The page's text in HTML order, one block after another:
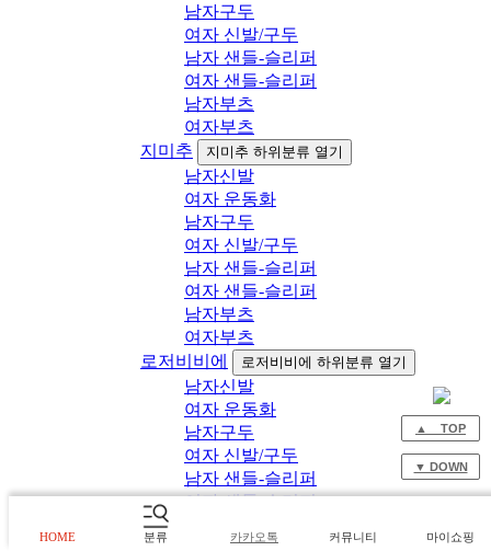
남자구두
여자 신발/구두
남자 샌들-슬리퍼
여자 샌들-슬리퍼
남자부츠
여자부츠
지미추
지미추 하위분류 열기
남자신발
여자 운동화
남자구두
여자 신발/구두
남자 샌들-슬리퍼
여자 샌들-슬리퍼
남자부츠
여자부츠
로저비비에
로저비비에 하위분류 열기
남자신발
여자 운동화
남자구두
여자 신발/구두
남자 샌들-슬리퍼
여자 샌들-슬리퍼
HOME 분류 카카오톡 커뮤니티 마이쇼핑
▲ TOP
▼ DOWN